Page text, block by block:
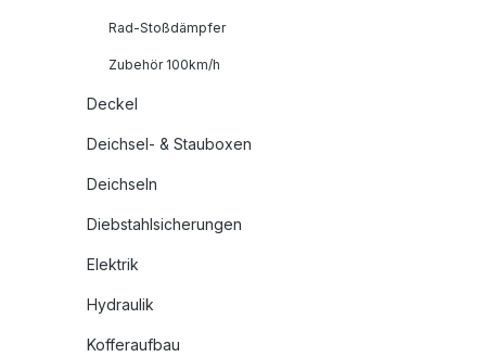
Rad-Stoßdämpfer
Zubehör 100km/h
Deckel
Deichsel- & Stauboxen
Deichseln
Diebstahlsicherungen
Elektrik
Hydraulik
Kofferaufbau